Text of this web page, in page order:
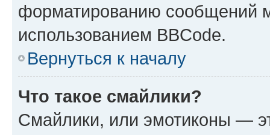
форматированию сообщений
использованием BBCode.
Вернуться к началу
Что такое смайлики?
Смайлики, или эмотиконы —